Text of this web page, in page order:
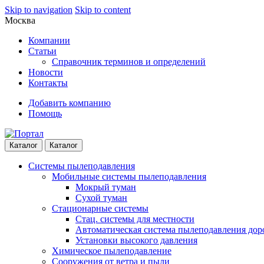
Skip to navigation Skip to content
Москва
Компании
Статьи
Справочник терминов и определений
Новости
Контакты
Добавить компанию
Помощь
Каталог Каталог
Системы пылеподавления
Мобильные системы пылеподавления
Мокрый туман
Сухой туман
Стационарные системы
Стац. системы для местности
Автоматическая система пылеподавления
Установки высокого давления
Химическое пылеподавление
Сооружения от ветра и пыли